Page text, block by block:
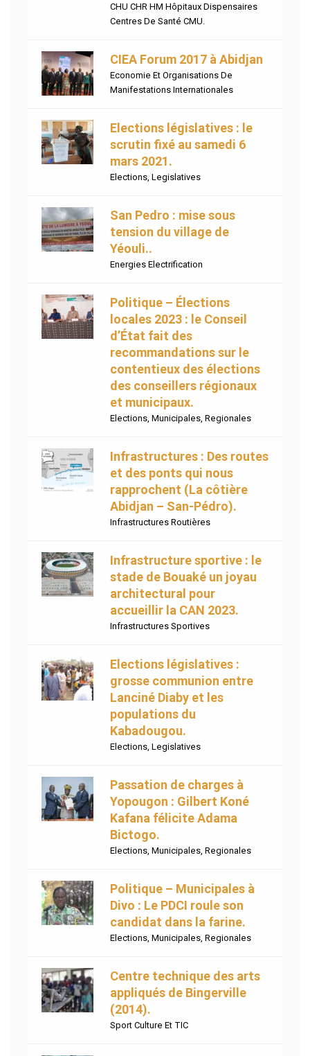
CHU CHR HM Hôpitaux Dispensaires
Centres De Santé CMU.
CIEA Forum 2017 à Abidjan
Economie Et Organisations De
Manifestations Internationales
Elections législatives : le
scrutin fixé au samedi 6
mars 2021.
Elections Legislatives
San Pedro : mise sous
tension du village de
Yéouli..
Energies Electrification
Politique – Élections
locales 2023 : le Conseil
d’État fait des
recommandations sur le
contentieux des élections
des conseillers régionaux
et municipaux.
Elections Municipales Regionales
Infrastructures : Des routes
et des ponts qui nous
rapprochent (La côtière
Abidjan – San-Pédro).
Infrastructures Routières
Infrastructure sportive : le
stade de Bouaké un joyau
architectural pour
accueillir la CAN 2023.
Infrastructures Sportives
Elections législatives :
grosse communion entre
Lanciné Diaby et les
populations du
Kabadougou.
Elections Legislatives
Passation de charges à
Yopougon : Gilbert Koné
Kafana félicite Adama
Bictogo.
Elections Municipales Regionales
Politique – Municipales à
Divo : Le PDCI roule son
candidat dans la farine.
Elections Municipales Regionales
Centre technique des arts
appliqués de Bingerville
(2014).
Sport Culture Et TIC